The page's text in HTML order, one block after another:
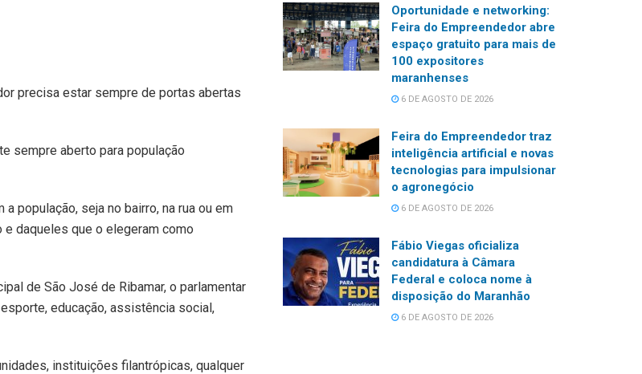
precisa estar sempre de portas abertas
sempre aberto para população
população, seja no bairro, na rua ou em
daqueles que o elegeram como
de São José de Ribamar, o parlamentar
educação, assistência social,
instituições filantrópicas, qualquer
Oportunidade e networking:
Feira do Empreendedor abre
espaço gratuito para mais de
100 expositores
maranhenses
6 DE AGOSTO DE 2026
Feira do Empreendedor traz
inteligência artificial e novas
tecnologias para impulsionar
o agronegócio
6 DE AGOSTO DE 2026
Fábio Viegas oficializa
candidatura à Câmara
Federal e coloca nome à
disposição do Maranhão
6 DE AGOSTO DE 2026